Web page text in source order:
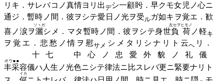
リキ．サレバコノ真情ヨリ 出デシ一顧盻．早クモ女児ノ心ニ
通ジ．暫時ノ間．彼ヲシテ愛日ノ光ヲ受ルガ如キヲ覚エ．歓
喜ノ涙ヲ灑
ソヽガ
シメ．マタ暫時ノ間．彼ヲシテ身世負荷
左セヲヒモノ
ノ 軽キ
ヲ覚エ．悲愁ノ情ヲ 慰サメ シメタリシナリト 云ヘ リ．
十七 中心ノ忠愛外貌ノ礼儀
丰采
ボウ■■
容儀ハ人生ノ光色ニシテ律法ニ比スレバ更ニ緊要ナリト
イカ